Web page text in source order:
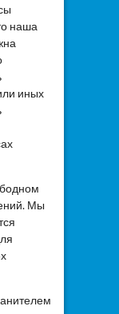
наша
иных
Мы